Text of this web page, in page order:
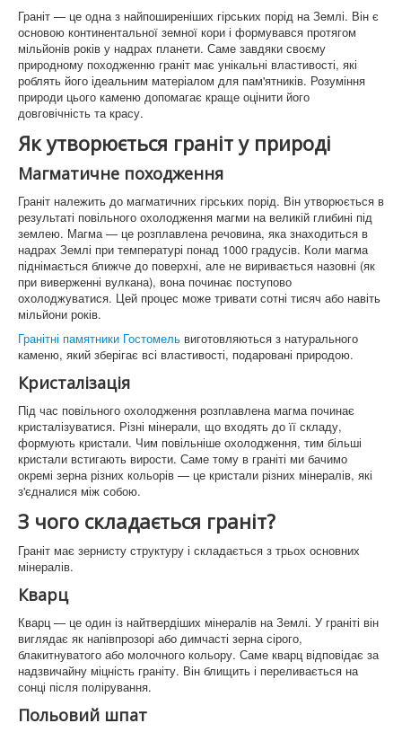
Памятники Буча
Памятники Ірпінь
Памятники Гостомель
Памятнки Нові Петрівці
Памятники Ворзель
Памятники Димер
Памятинки Вишгород
Памятники Вишневе
Памятники Боярка
Памятники Стоянка
Памятники Немішаеве
Памятники Макарів
Памятники Глеваха
Памятники Чабани
Памятники Іванків
Памятники Бровари
Памятники Бориспіль
Памятники Фастів
Памятники Васильків
Памятники Обухів
Граніт — це одна з найпоширеніших гірських порід на Землі. Він є
основою континентальної земної кори і формувався протягом
мільйонів років у надрах планети. Саме завдяки своєму
природному походженню граніт має унікальні властивості, які
роблять його ідеальним матеріалом для пам'ятників. Розуміння
природи цього каменю допомагає краще оцінити його
довговічність та красу.
Як утворюється граніт у природі
Магматичне походження
Граніт належить до магматичних гірських порід. Він утворюється в
результаті повільного охолодження магми на великій глибині під
землею. Магма — це розплавлена речовина, яка знаходиться в
надрах Землі при температурі понад 1000 градусів. Коли магма
піднімається ближче до поверхні, але не виривається назовні (як
при виверженні вулкана), вона починає поступово
охолоджуватися. Цей процес може тривати сотні тисяч або навіть
мільйони років.
Гранітні памятники Гостомель виготовляються з натурального
каменю, який зберігає всі властивості, подаровані природою.
Кристалізація
Під час повільного охолодження розплавлена магма починає
кристалізуватися. Різні мінерали, що входять до її складу,
формують кристали. Чим повільніше охолодження, тим більші
кристали встигають вирости. Саме тому в граніті ми бачимо
окремі зерна різних кольорів — це кристали різних мінералів, які
з'єдналися між собою.
З чого складається граніт?
Граніт має зернисту структуру і складається з трьох основних
мінералів.
Кварц
Кварц — це один із найтвердіших мінералів на Землі. У граніті він
виглядає як напівпрозорі або димчасті зерна сірого,
блакитнуватого або молочного кольору. Саме кварц відповідає за
надзвичайну міцність граніту. Він блищить і переливається на
сонці після полірування.
Польовий шпат